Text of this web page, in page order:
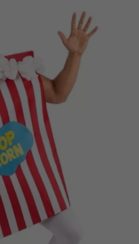
verificar o status de seus
anteriores.
por você.